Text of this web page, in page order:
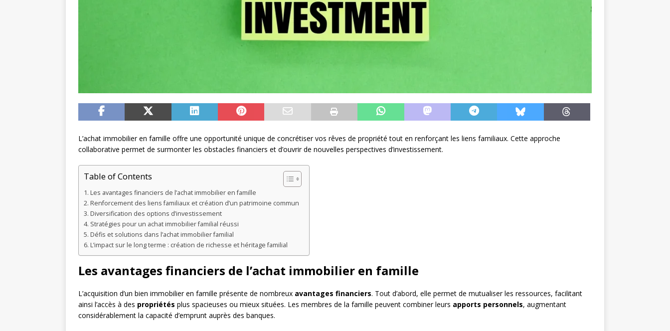
L’achat immobilier en famille offre une opportunité unique de concrétiser vos rêves de propriété tout en renforçant les liens familiaux. Cette approche
collaborative permet de surmonter les obstacles financiers et d’ouvrir de nouvelles perspectives d’investissement.
Table of Contents
Les avantages financiers de l’achat immobilier en famille
Renforcement des liens familiaux et création d’un patrimoine commun
Diversification des options d’investissement
Stratégies pour un achat immobilier familial réussi
Défis et solutions dans l’achat immobilier familial
L’impact sur le long terme : création de richesse et héritage familial
Les avantages financiers de l’achat immobilier en famille
L’acquisition d’un bien immobilier en famille présente de nombreux avantages financiers. Tout d’abord, elle permet de mutualiser les ressources, facilitant
ainsi l’accès à des propriétés plus spacieuses ou mieux situées. Les membres de la famille peuvent combiner leurs apports personnels, augmentant
considérablement la capacité d’emprunt auprès des banques.